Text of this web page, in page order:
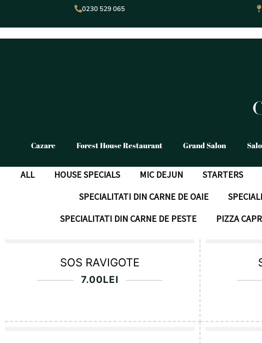
content
0230 529 065
Cazare Forest House Restaurant Grand Salon
ALL HOUSE SPECIALS MIC DEJUN STARTERS
SPECIALITATI DIN CARNE DE OAIE
SPECIALITATI DIN CARNE DE PESTE
PIZZA
SOS RAVIGOTE
7.00LEI